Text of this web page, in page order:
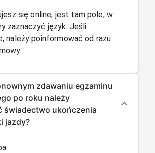
się online, jest tam pole, w
zaznaczyć język. Jeśli
należy poinformować od razu
zdawaniu egzaminu
po roku należy
świadectwo ukończenia
jazdy?